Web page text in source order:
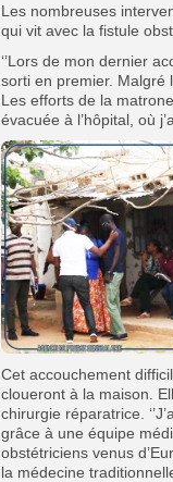
Les nombreuses
qui vit avec la fistule
‘’Lors de mon dernier
sorti en premier. Malgré
Les efforts de la
évacuée à l’hôpital, où
Cet accouchement
cloueront à la maison.
chirurgie réparatrice.
grâce à une équipe
obstétriciens venus
la médecine